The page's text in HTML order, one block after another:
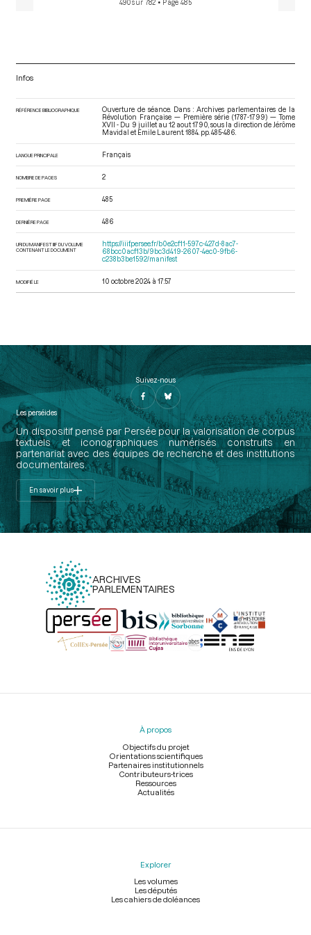
municipalités pour les corps administratifs, lors de la séance
490 sur 782 • Page 485
Infos
RÉFÉRENCE BIBLIOGRAPHIQUE
Ouverture de séance. Dans : Archives parlementaires de la
Révolution Française — Première série (1787-1799) — Tome
XVII - Du 9 juillet au 12 aout 1790 , sous la direction de Jérôme
Mavidal et Emile Laurent. 1884. pp. 485-486.
LANGUE PRINCIPALE Français
NOMBRE DE PAGES 2
PREMIÈRE PAGE 485
DERNIÈRE PAGE 486
URI DU MANIFEST IIIF DU VOLUME
CONTENANT LE DOCUMENT
https://iiif.persee.fr/b0e2cf11-597c-427d-8ac7-
68bcc0acf13b/9bc3d419-2607-4ec0-9fb6-
c238b3be1592/manifest
MODIFIÉ LE 10 octobre 2024 à 17:57
Suivez-nous
Les perséides
Un dispositif pensé par Persée pour la valorisation de corpus
textuels et iconographiques numérisés construits en
partenariat avec des équipes de recherche et des institutions
documentaires.
En savoir plus
ARCHIVES
PARLEMENTAIRES
Menu
À propos
Objectifs du projet
Orientations scientifiques
Partenaires institutionnels
Contributeurs-trices
Ressources
Actualités
Explorer
Les volumes
Les députés
Les cahiers de doléances